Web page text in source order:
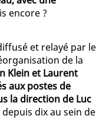
encore ?
et relayé par le
de la
Klein et Laurent
aux postes de
la direction de Luc
dix au sein de